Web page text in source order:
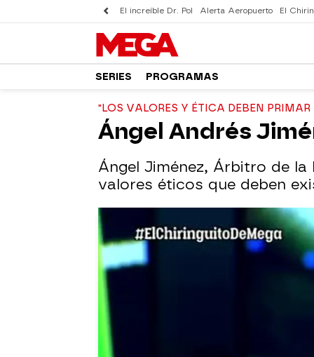
El increíble Dr. Pol Alerta Aeropuerto El
SERIES PROGRAMAS
"LOS VALORES Y ÉTICA DEBEN PRIMAR
Ángel Andrés
Ángel Jiménez, Árbitro de
valores éticos que deben